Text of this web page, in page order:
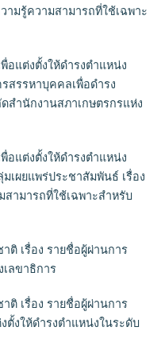
ามรู้ความสามารถที่ใช้เฉพาะ
แต่งตั้งให้ดำรงตำแหน่ง
สรรหาบุคคลเพื่อดำรง
สำนักงานสภาเกษตรกรแห่ง
แต่งตั้งให้ดำรงตำแหน่ง
เผยแพร่ประชาสัมพันธ์ เรื่อง
ามารถที่ใช้เฉพาะสำหรับ
ติ เรื่อง รายชื่อผู้ผ่านการ
เลขาธิการ
ติ เรื่อง รายชื่อผู้ผ่านการ
งให้ดำรงตำแหน่งในระดับ